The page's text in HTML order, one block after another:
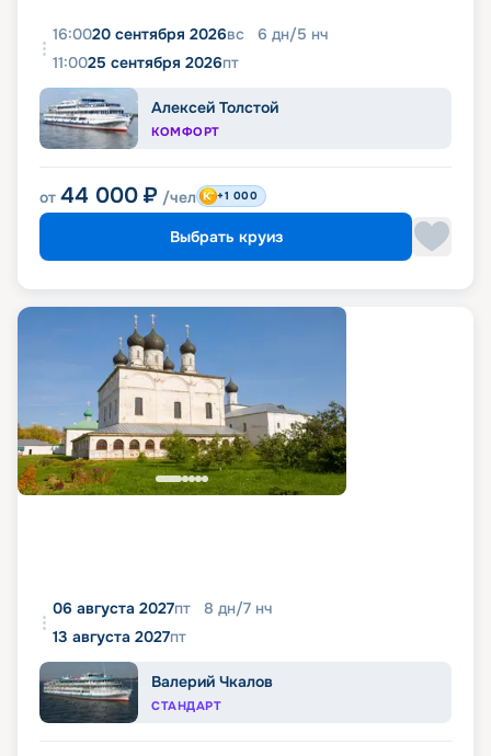
16:0020 сентября 2026вс 6 дн/5 нч
11:0025 сентября 2026пт
Алексей Толстой
КОМФОРТ
от 44 000 ₽ /чел +1 000
Выбрать круиз
06 августа 2027пт 8 дн/7 нч
13 августа 2027пт
Валерий Чкалов
СТАНДАРТ